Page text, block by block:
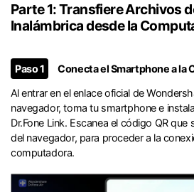
Parte 1: Transfiere Archivos
Inalámbrica desde la
Paso 1
Conecta el Smartphone a la
󠀰Al entrar en el enlace oficial de
navegador, toma tu smartphone e
Dr.Fone Link.󠀲󠀩󠀧󠀢󠀨󠀣󠀧󠀢󠀳󠀰 Escanea el código QR que
del navegador, para proceder a la
computadora.󠀲󠀩󠀧󠀢󠀨󠀣󠀧󠀣󠀳